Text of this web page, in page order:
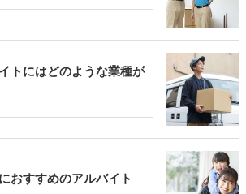
トにはどのような業種が
おすすめのアルバイト